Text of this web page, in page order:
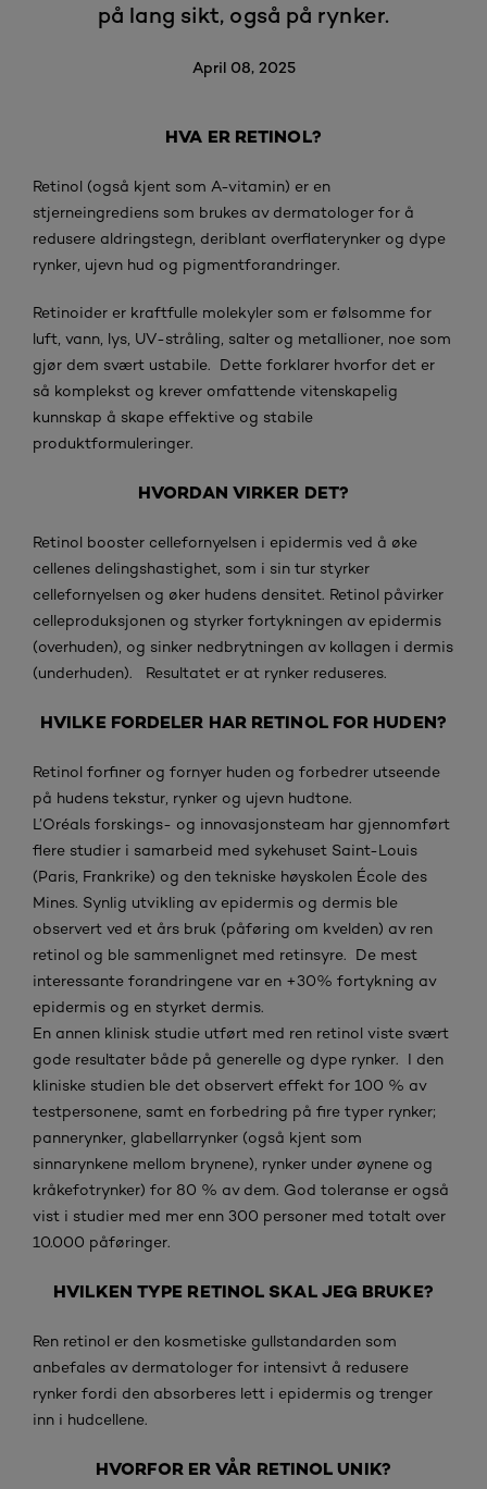
på lang sikt, også på rynker.
April 08, 2025
HVA ER RETINOL?
Retinol (også kjent som A-vitamin) er en
stjerneingrediens som brukes av dermatologer for å
redusere aldringstegn, deriblant overflaterynker og dype
rynker, ujevn hud og pigmentforandringer.
Retinoider er kraftfulle molekyler som er følsomme for
luft, vann, lys, UV-stråling, salter og metallioner, noe som
gjør dem svært ustabile. Dette forklarer hvorfor det er
så komplekst og krever omfattende vitenskapelig
kunnskap å skape effektive og stabile
produktformuleringer.
HVORDAN VIRKER DET?
Retinol booster cellefornyelsen i epidermis ved å øke
cellenes delingshastighet, som i sin tur styrker
cellefornyelsen og øker hudens densitet. Retinol påvirker
celleproduksjonen og styrker fortykningen av epidermis
(overhuden), og sinker nedbrytningen av kollagen i dermis
(underhuden). Resultatet er at rynker reduseres.
HVILKE FORDELER HAR RETINOL FOR HUDEN?
Retinol forfiner og fornyer huden og forbedrer utseende
på hudens tekstur, rynker og ujevn hudtone.
L’Oréals forskings- og innovasjonsteam har gjennomført
flere studier i samarbeid med sykehuset Saint-Louis
(Paris, Frankrike) og den tekniske høyskolen École des
Mines. Synlig utvikling av epidermis og dermis ble
observert ved et års bruk (påføring om kvelden) av ren
retinol og ble sammenlignet med retinsyre. De mest
interessante forandringene var en +30% fortykning av
epidermis og en styrket dermis.
En annen klinisk studie utført med ren retinol viste svært
gode resultater både på generelle og dype rynker. I den
kliniske studien ble det observert effekt for 100 % av
testpersonene, samt en forbedring på fire typer rynker;
pannerynker, glabellarrynker (også kjent som
sinnarynkene mellom brynene), rynker under øynene og
kråkefotrynker) for 80 % av dem. God toleranse er også
vist i studier med mer enn 300 personer med totalt over
10.000 påføringer.
HVILKEN TYPE RETINOL SKAL JEG BRUKE?
Ren retinol er den kosmetiske gullstandarden som
anbefales av dermatologer for intensivt å redusere
rynker fordi den absorberes lett i epidermis og trenger
inn i hudcellene.
HVORFOR ER VÅR RETINOL UNIK?